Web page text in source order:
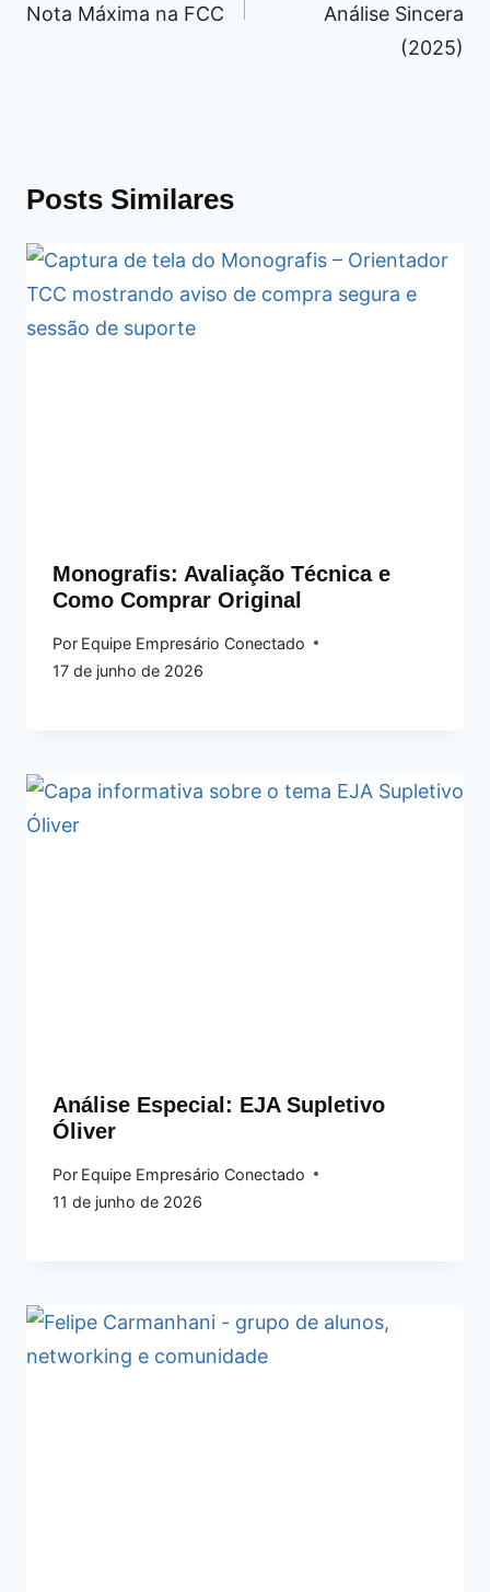
Nota Máxima na FCC
Análise Sincera
(2025)
Posts Similares
Monografis: Avaliação Técnica e
Como Comprar Original
Por Equipe Empresário Conectado
17 de junho de 2026
Análise Especial: EJA Supletivo
Óliver
Por Equipe Empresário Conectado
11 de junho de 2026